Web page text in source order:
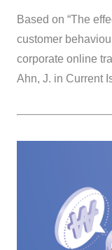
Based on “The
customer
corporate online
Ahn, J. in Current